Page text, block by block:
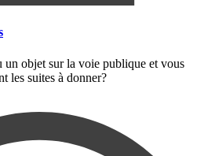
un objet sur la voie publique et vous
les suites à donner?